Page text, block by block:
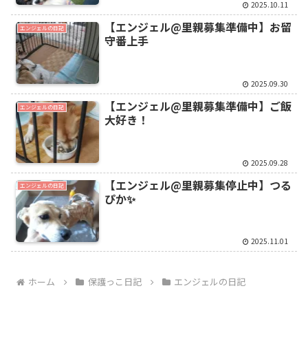
2025.10.11
エンジェルの日記
【エンジェル@里親募集準備中】お留
守番上手
2025.09.30
エンジェルの日記
【エンジェル@里親募集準備中】ご飯
大好き！
2025.09.28
エンジェルの日記
【エンジェル@里親募集停止中】つる
ぴか✨
2025.11.01
ホーム 保護っこ日記 エンジェルの日記